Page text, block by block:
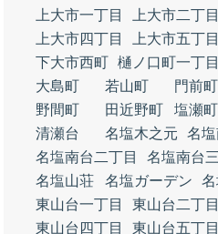
上大市一丁目
上大市二丁目
上大市四丁目
上大市五丁目
下大市西町 樋ノ口町一丁目
大島町
若山町 門前町
野間町
田近野町 塩瀬
清瀬台
名塩木之元
名
名塩南台二丁目
名塩南台
名塩山荘
名塩ガーデン
東山台一丁目
東山台二丁目
東山台四丁目
東山台五丁目